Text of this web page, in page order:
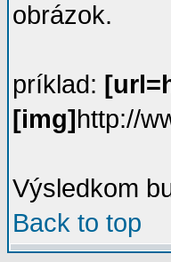
obrázok.
príklad:
[img]http://
Výsledkom
Back to top